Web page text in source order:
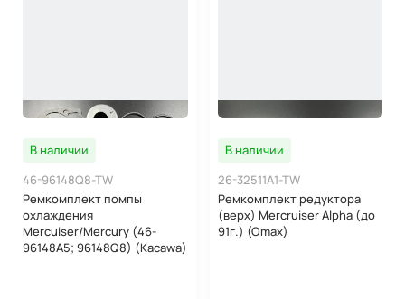
В наличии
46-96148Q8-TW
Ремкомплект помпы
охлаждения
Mercuiser/Mercury (46-
96148A5; 96148Q8) (Kacawa)
В наличии
26-32511A1-TW
Ремкомплект редуктора
(верх) Mercruiser Alpha (до
91г.) (Omax)